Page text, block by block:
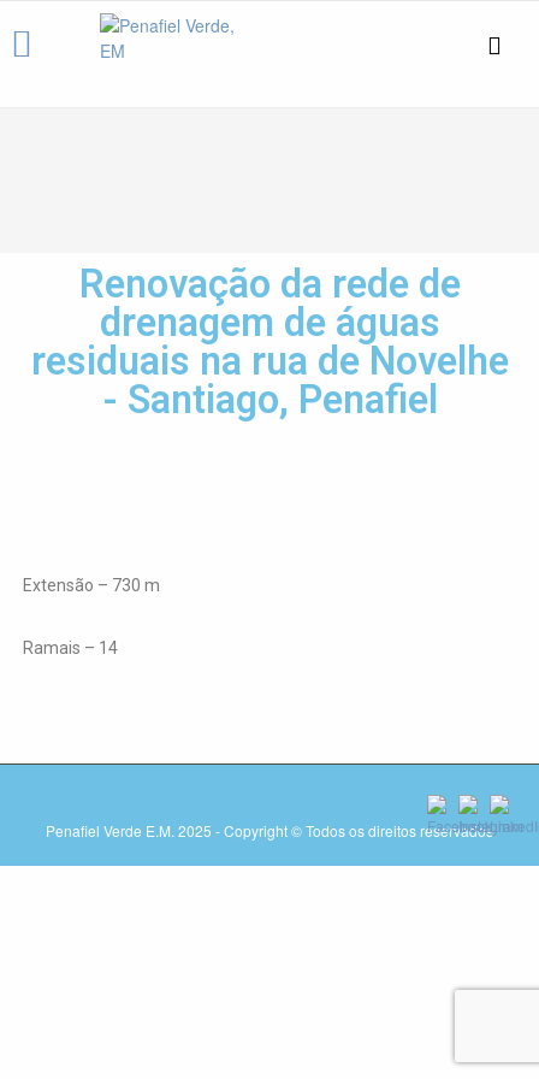
Renovação da rede de
drenagem de águas
residuais na rua de Novelhe
- Santiago, Penafiel
Extensão – 730 m
Ramais – 14
Penafiel Verde E.M. 2025 - Copyright © Todos os direitos reservados